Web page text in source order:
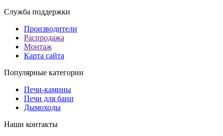
Служба поддержки
Производители
Распродажа
Монтаж
Карта сайта
Популярные категории
Печи-камины
Печи для бани
Дымоходы
Наши контакты